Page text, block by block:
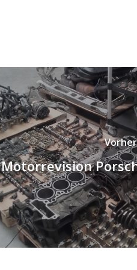
Motorrevision